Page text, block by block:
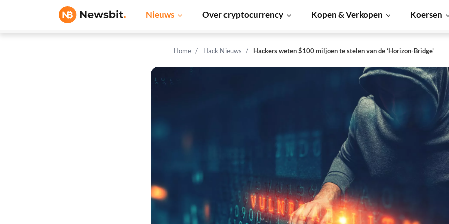
Nieuws Over cryptocurrency Kopen & Verkopen Koersen
Home Hack Nieuws Hackers weten $100 miljoen te stelen van de ‘Horizon-Bridge’